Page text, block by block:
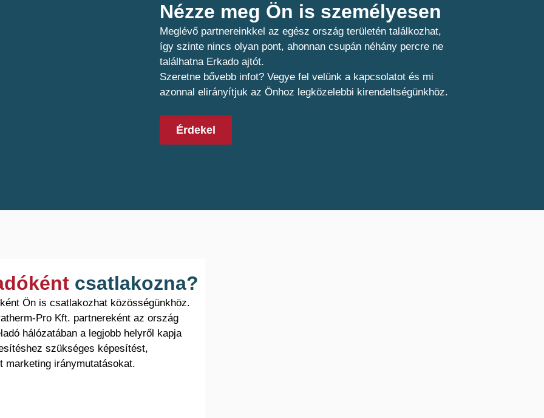
Nézze meg Ön is személyesen​
Meglévő partnereinkkel az egész ország területén találkozhat,
így szinte nincs olyan pont, ahonnan csupán néhány percre ne
találhatna Erkado ajtót.
Szeretne bővebb infot? Vegye fel velünk a kapcsolatot és mi
azonnal elirányítjuk az Önhoz legközelebbi kirendeltségünkhöz.
Érdekel
csatlakozna?
Ön is csatlakozhat közösségünkhöz.
Pro Kft. partnereként az ország
hálózatában a legjobb helyről kapja
szükséges képesítést,
marketing iránymutatásokat.